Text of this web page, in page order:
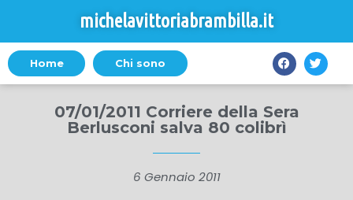
michelavittoriabrambilla.it
Home Chi sono
07/01/2011 Corriere della Sera
Berlusconi salva 80 colibrì
6 Gennaio 2011